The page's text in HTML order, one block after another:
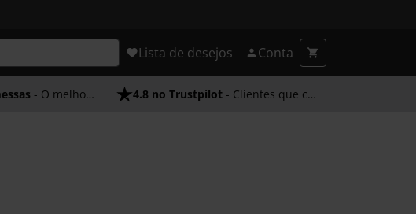
Lista de desejos Conta
- O melhor atendimento 4.8 no Trustpilot - Clientes que confiam em nós